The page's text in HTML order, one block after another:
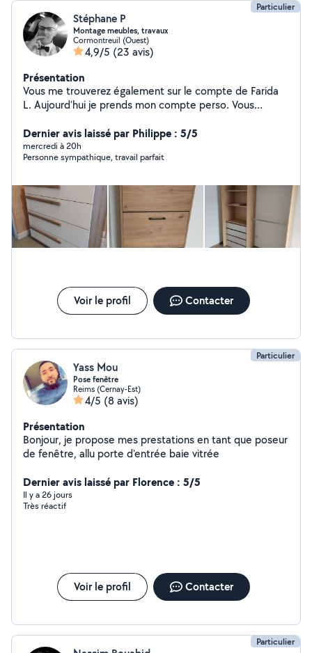
Particulier
Stéphane P
Montage meubles, travaux
Cormontreuil (Ouest)
4,9/5 (23 avis)
Présentation
Vous me trouverez également sur le compte de Farida
L. Aujourd'hui je prends mon compte perso. Vous
profil. Montage meubles, petits travaux d'agencement.
Dernier avis laissé par Philippe : 5/5
mercredi à 20h
Personne sympathique, travail parfait
Voir le profil Contacter
Particulier
Yass Mou
Pose fenêtre
Reims (Cernay-Est)
4/5 (8 avis)
Présentation
Bonjour, je propose mes prestations en tant que poseur
de fenêtre, allu porte d'entrée baie vitrée
Dernier avis laissé par Florence : 5/5
Il y a 26 jours
Très réactif
Voir le profil Contacter
Particulier